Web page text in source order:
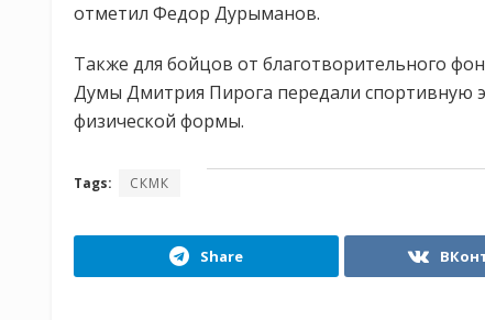
отметил Федор Дурыманов.
Также для бойцов от благотворительного
Думы Дмитрия Пирога передали спортивную
физической формы.
Tags: СКМК
Share